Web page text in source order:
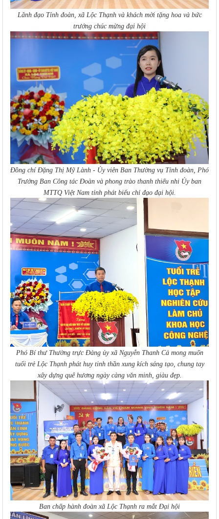
Lãnh đạo Tỉnh đoàn, xã Lộc Thạnh và khách mời tặng hoa và bức
trướng chúc mừng đại hội
Đồng chí Đặng Thị Mỹ Lành - Ủy viên Ban Thường vụ Tỉnh đoàn, Phó
Trưởng Ban Công tác Đoàn và phong trào thanh thiếu nhi Ủy ban
MTTQ Việt Nam tỉnh phát biểu chỉ đạo đại hội.
Phó Bí thư Thường trực Đảng ủy xã Nguyễn Thanh Cả mong muốn
tuổi trẻ Lộc Thạnh phát huy tinh thần xung kích sáng tạo, chung tay
xây dựng quê hương ngày càng văn minh, giàu đẹp.
Ban chấp hành đoàn xã Lộc Thạnh ra mắt Đại hội